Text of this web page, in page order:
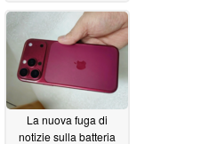
06/05/2026
La nuova fuga di
notizie sulla batteria